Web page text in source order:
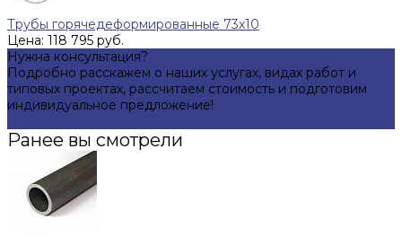
Трубы горячедеформированные 73х10
Цена: 118 795 руб.
Нужна консультация?
Подробно расскажем о наших услугах, видах работ и
типовых проектах, рассчитаем стоимость и подготовим
индивидуальное предложение!
Ранее вы смотрели